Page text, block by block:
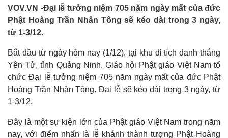
Việc làm
Biển đảo
VOV.VN -Đại lễ tưởng niệm 705 năm ngày mất của đức
Phật Hoàng Trần Nhân Tông sẽ kéo dài trong 3 ngày,
từ 1-3/12.
Bắt đầu từ ngày hôm nay (1/12), tại khu di tích danh thắng
Yên Tử, tỉnh Quảng Ninh, Giáo hội Phật giáo Việt Nam tổ
chức Đại lễ tưởng niệm 705 năm ngày mất của đức Phật
Hoàng Trần Nhân Tông. Đại lễ sẽ kéo dài trong 3 ngày, từ
1-3/12.
Đây là một sự kiện lớn của Phật giáo Việt Nam trong năm
nay, với điểm nhấn là lễ khánh thành tượng Phật Hoàng